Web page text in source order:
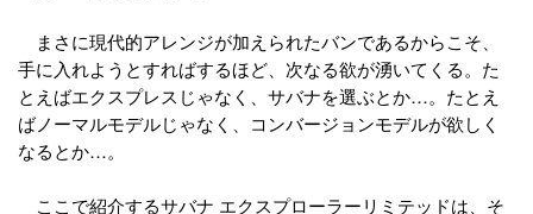
まさに現代的アレンジが加えられたバンであるからこそ、
手に入れようとすればするほど、次なる欲が湧いてくる。た
とえばエクスプレスじゃなく、サバナを選ぶとか…。たとえ
ばノーマルモデルじゃなく、コンバージョンモデルが欲しく
なるとか…。
ここで紹介するサバナ エクスプローラーリミテッドは、そ